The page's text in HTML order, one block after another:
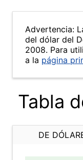
Advertencia:
del dólar del
2008. Para
a la página
Tabla
DE